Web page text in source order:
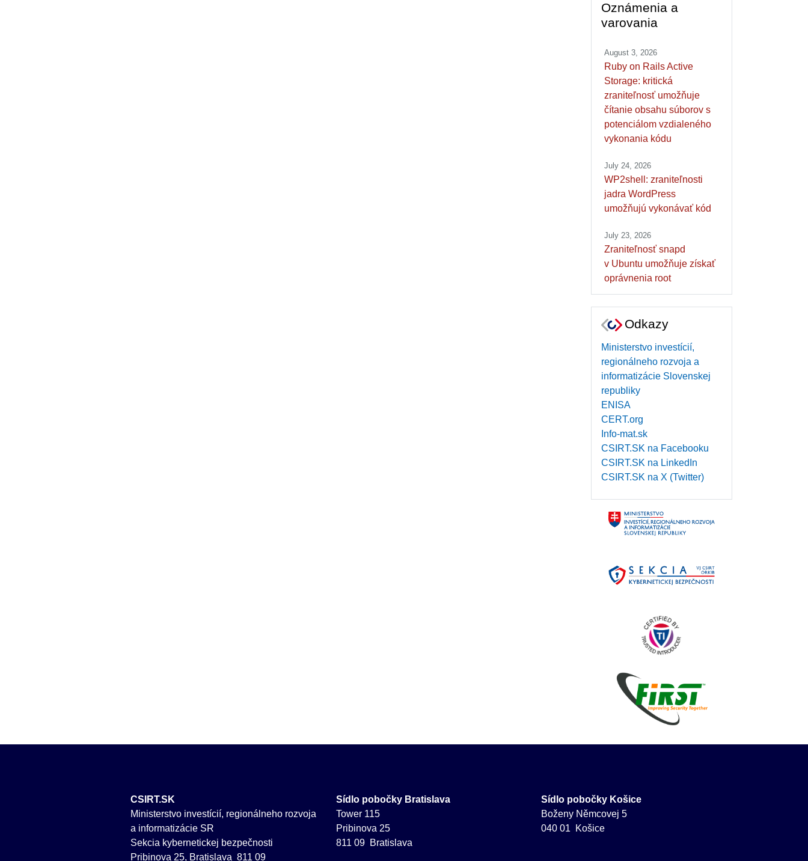
Oznámenia a
varovania
August 3, 2026
Ruby on Rails Active
Storage: kritická
zraniteľnosť umožňuje
čítanie obsahu súborov s
potenciálom vzdialeného
vykonania kódu
July 24, 2026
WP2shell: zraniteľnosti
jadra WordPress
umožňujú vykonávať kód
July 23, 2026
Zraniteľnosť snapd
v Ubuntu umožňuje získať
oprávnenia root
Odkazy
Ministerstvo investícií,
regionálneho rozvoja a
informatizácie Slovenskej
republiky
ENISA
CERT.org
Info-mat.sk
CSIRT.SK na Facebooku
CSIRT.SK na LinkedIn
CSIRT.SK na X (Twitter)
CSIRT.SK
Ministerstvo investícií, regionálneho rozvoja
a informatizácie SR
Sekcia kybernetickej bezpečnosti
Pribinova 25, Bratislava 811 09
Sídlo pobočky Bratislava
Tower 115
Pribinova 25
811 09 Bratislava
Sídlo pobočky Košice
Boženy Němcovej 5
040 01 Košice